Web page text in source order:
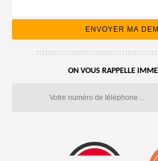
ON VOUS RAPPELLE